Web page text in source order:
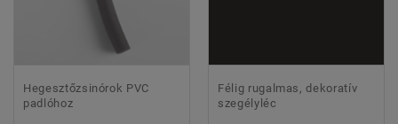
Hegesztőzsinórok PVC
padlóhoz
Félig rugalmas, dekoratív
szegélyléc